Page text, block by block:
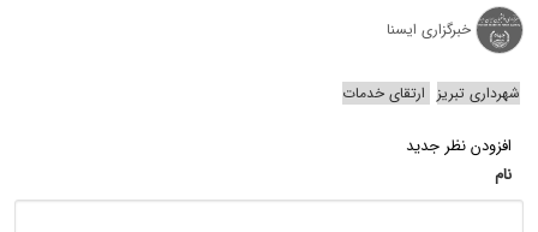
خبرگزاری ایسنا
شهرداری تبریز ارتقای خدمات
افزودن نظر جدید
نام